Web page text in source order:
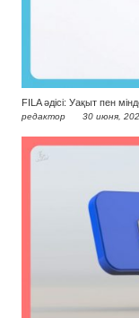
FILA әдісі: Уақыт пен
редактор 30 июня,